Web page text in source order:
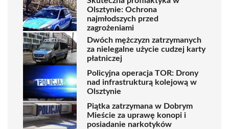
Olsztynie: Ochrona
najmłodszych przed
zagrożeniami
Dwóch mężczyzn zatrzymanych
za nielegalne użycie cudzej karty
płatniczej
Policyjna operacja TOR: Drony
nad infrastrukturą kolejową w
Olsztynie
Piątka zatrzymana w Dobrym
Mieście za uprawę konopi i
posiadanie narkotyków